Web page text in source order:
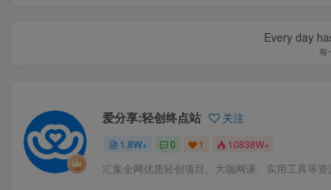
Every day
每
爱分享:轻创终点站 关注
1.8W+ 0 1 10838W+
汇集全网优质轻创项目、大咖网课、实用工具等资